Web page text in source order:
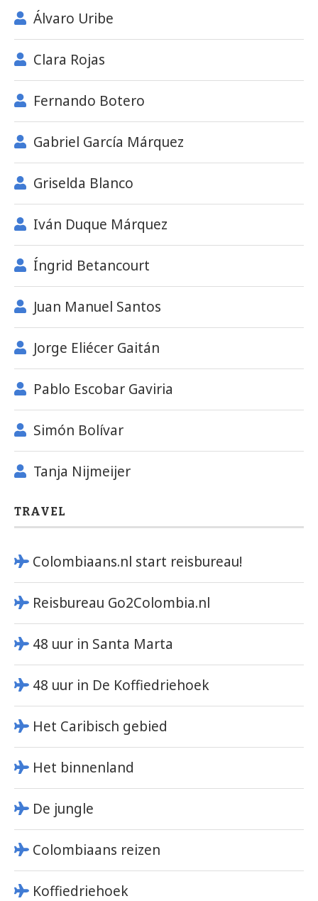
Álvaro Uribe
Clara Rojas
Fernando Botero
Gabriel García Márquez
Griselda Blanco
Iván Duque Márquez
Íngrid Betancourt
Juan Manuel Santos
Jorge Eliécer Gaitán
Pablo Escobar Gaviria
Simón Bolívar
Tanja Nijmeijer
TRAVEL
Colombiaans.nl start reisbureau!
Reisbureau Go2Colombia.nl
48 uur in Santa Marta
48 uur in De Koffiedriehoek
Het Caribisch gebied
Het binnenland
De jungle
Colombiaans reizen
Koffiedriehoek